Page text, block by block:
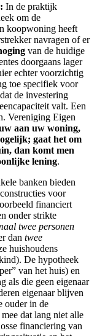
In de praktijk
om de
koopwoning heeft
navragen of er
van de huidige
doorgaans lager
echter voorzichtig
toe specifiek voor
de investering
valt. Een
Vereniging Eigen
aan uw woning,
gaat het om
dan komt men
lening.
banken bieden
voor
financiert
onder strikte
twee personen
dan twee
huishoudens
De hypotheek
van het huis) en
als die geen eigenaar
eigenaar blijven
ouder in de
dat lang niet alle
financiering van